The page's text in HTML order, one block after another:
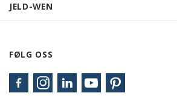
JELD-WEN
FØLG OSS